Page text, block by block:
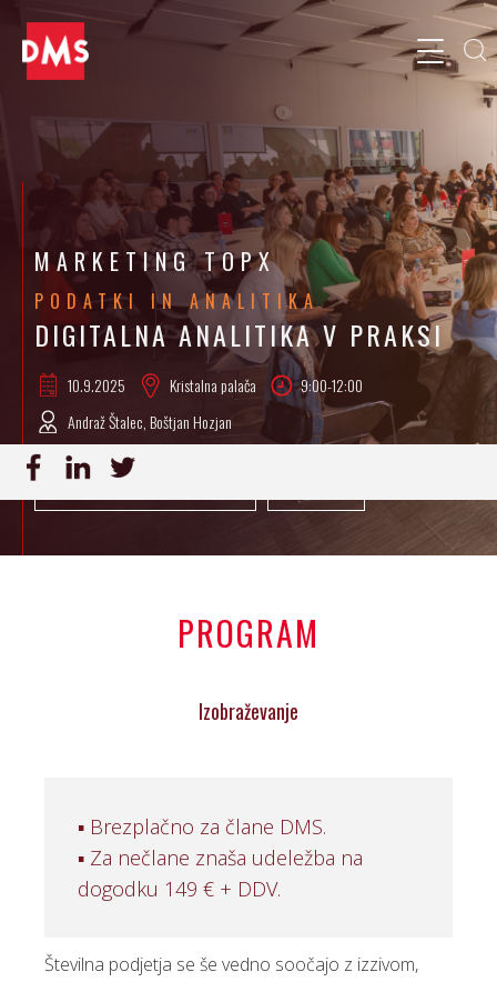
MARKETING TOPX
PODATKI IN ANALITIKA
DIGITALNA ANALITIKA V PRAKSI
10.9.2025 Kristalna palača
9:00-12:00
Andraž Štalec, Boštjan Hozjan
PROGRAM
Izobraževanje
▪ Brezplačno za člane DMS.
▪ Za nečlane znaša udeležba na
dogodku 149 € + DDV.
Številna podjetja se še vedno soočajo z izzivom,